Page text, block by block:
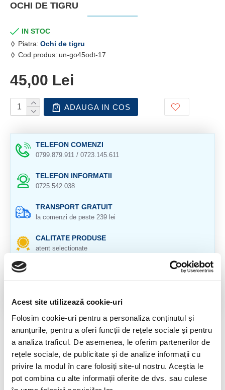
Acest site utilizează cookie-uri
Folosim cookie-uri pentru a personaliza conținutul și
anunțurile, pentru a oferi funcții de rețele sociale și pentru
a analiza traficul. De asemenea, le oferim partenerilor de
rețele sociale, de publicitate și de analize informații cu
privire la modul în care folosiți site-ul nostru. Aceștia le
pot combina cu alte informații oferite de dvs. sau culese
OCHI DE TIGRU
IN STOC
Piatra: Ochi de tigru
Cod produs: un-go45odt-17
45,00 Lei
ADAUGA IN COS
TELEFON COMENZI
0799.879.911 / 0723.145.611
TELEFON INFORMATII
0725.542.038
TRANSPORT GRATUIT
la comenzi de peste 239 lei
CALITATE PRODUSE
atent selectionate
in 14 zile si banii inapoi
GARANTIE PRODUSE
DESCRIERE PRODUS
Cristal natural 100 %.
Cristal Unicat. Veti primi exact produsul din imagine.